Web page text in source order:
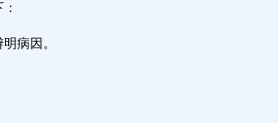
病因。